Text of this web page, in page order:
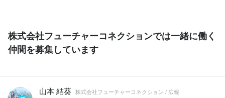
株式会社フューチャーコネクションでは一緒に働く
仲間を募集しています
山本 結葵 株式会社フューチャーコネクション / 広報